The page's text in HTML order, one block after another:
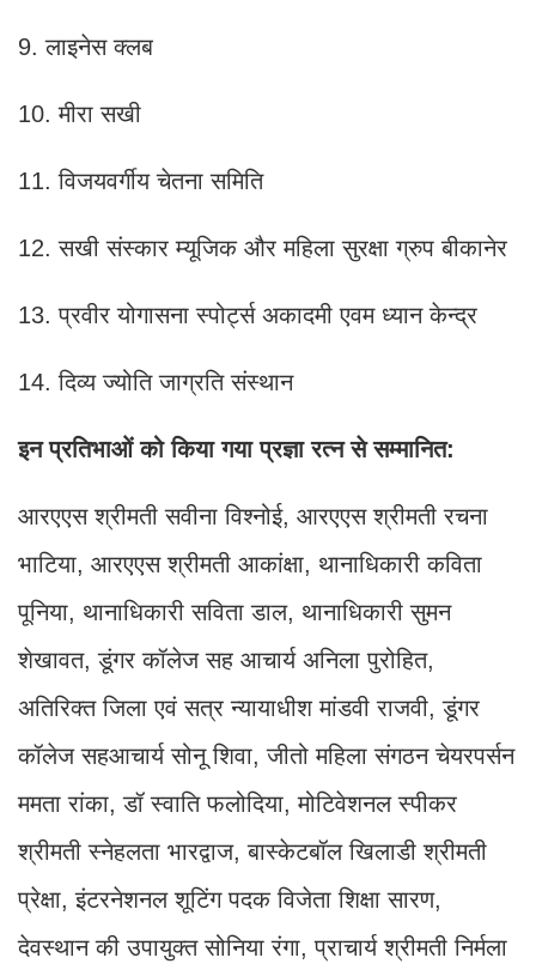
9. लाइनेस क्लब
10. मीरा सखी
11. विजयवर्गीय चेतना समिति
12. सखी संस्कार म्यूजिक और महिला सुरक्षा ग्रुप बीकानेर
13. प्रवीर योगासना स्पोर्ट्स अकादमी एवम ध्यान केन्द्र
14. दिव्य ज्योति जाग्रति संस्थान
इन प्रतिभाओं को किया गया प्रज्ञा रत्न से सम्मानित:
आरएएस श्रीमती सवीना विश्नोई, आरएएस श्रीमती रचना
भाटिया, आरएएस श्रीमती आकांक्षा, थानाधिकारी कविता
पूनिया, थानाधिकारी सविता डाल, थानाधिकारी सुमन
शेखावत, डूंगर कॉलेज सह आचार्य अनिला पुरोहित,
अतिरिक्त जिला एवं सत्र न्यायाधीश मांडवी राजवी, डूंगर
कॉलेज सहआचार्य सोनू शिवा, जीतो महिला संगठन चेयरपर्सन
ममता रांका, डॉ स्वाति फलोदिया, मोटिवेशनल स्पीकर
श्रीमती स्नेहलता भारद्वाज, बास्केटबॉल खिलाडी श्रीमती
प्रेक्षा, इंटरनेशनल शूटिंग पदक विजेता शिक्षा सारण,
देवस्थान की उपायुक्त सोनिया रंगा, प्राचार्य श्रीमती निर्मला